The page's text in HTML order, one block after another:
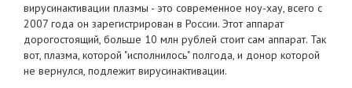
вирусинактивации плазмы - это современное ноу-хау, всего с
2007 года он зарегистрирован в России. Этот аппарат
дорогостоящий, больше 10 млн рублей стоит сам аппарат. Так
вот, плазма, которой "исполнилось" полгода, и донор которой
не вернулся, подлежит вирусинактивации.